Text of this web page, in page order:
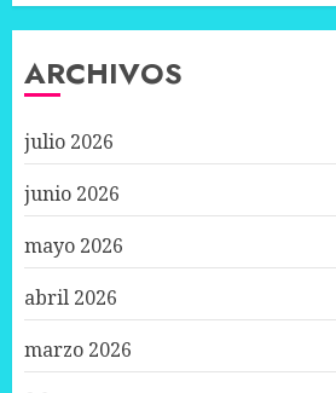
ARCHIVOS
julio 2026
junio 2026
mayo 2026
abril 2026
marzo 2026